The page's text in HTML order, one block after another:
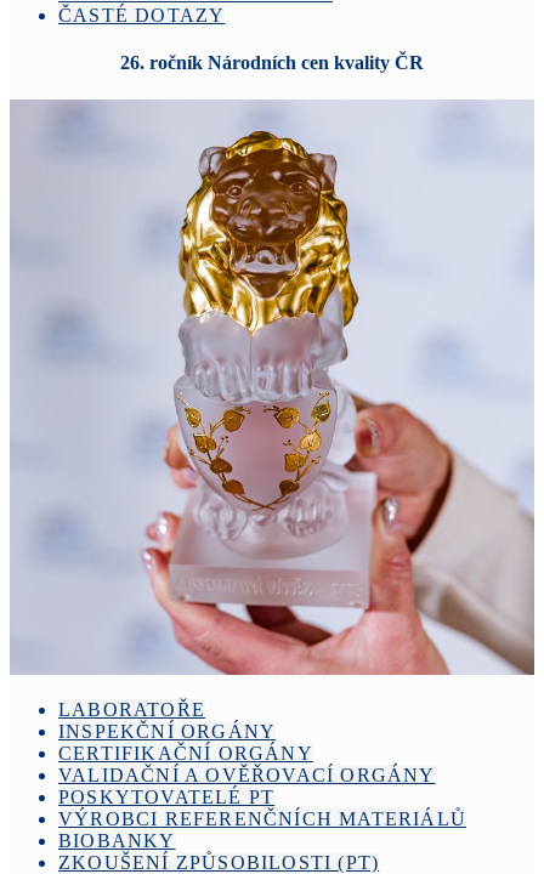
ČASTÉ DOTAZY
26. ročník Národních cen kvality ČR
LABORATOŘE
INSPEKČNÍ ORGÁNY
CERTIFIKAČNÍ ORGÁNY
VALIDAČNÍ A OVĚŘOVACÍ ORGÁNY
POSKYTOVATELÉ PT
VÝROBCI REFERENČNÍCH MATERIÁLŮ
BIOBANKY
ZKOUŠENÍ ZPŮSOBILOSTI (PT)